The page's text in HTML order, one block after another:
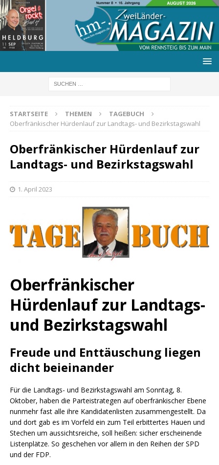
STARTSEITE THEMEN
TAGEBUCH
Oberfränkischer Hürdenlauf zur Landtags- und Bezirkstagswahl
Oberfränkischer Hürdenlauf zur
Landtags- und Bezirkstagswahl
1. April 2023
Oberfränkischer
Hürdenlauf zur Landtags-
und Bezirkstagswahl
Freude und Enttäuschung liegen
dicht beieinander
Für die Landtags- und Bezirkstagswahl am Sonntag, 8.
Oktober, haben die Parteistrategen auf oberfränkischer Ebene
nunmehr fast alle ihre Kandidatenlisten zusammengestellt. Da
und dort gab es im Vorfeld ein zum Teil erbittertes Hauen und
Stechen um aussichtsreiche, soll heißen: sicher erscheinende
Listenplätze. So geschehen vor allem in den Reihen der SPD
und der FDP.